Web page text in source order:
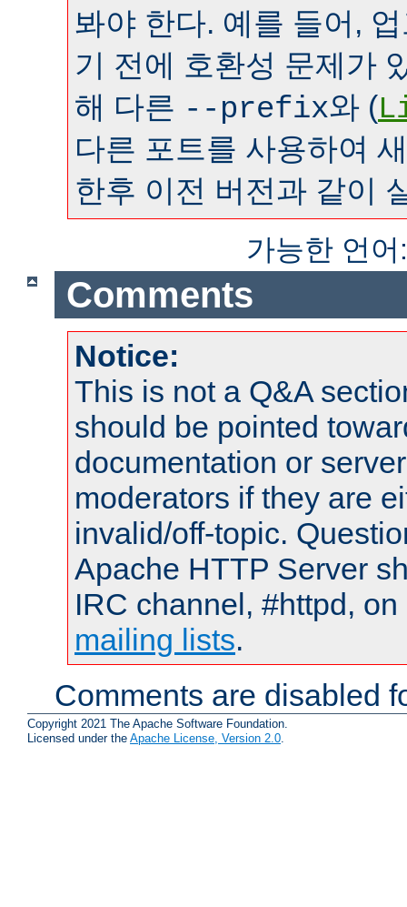
봐야 한다. 예를 들어,
기 전에 호환성 문제가
해 다른 --prefix와 (
다른 포트를 사용하여
한후 이전 버전과 같이
가능한 언
Comments
Notice:
This is not a Q&A
should be pointed
documentation or
moderators if they are
invalid/off-topic.
Apache HTTP Server
IRC channel, #httpd,
mailing lists.
Comments are disabled
Copyright 2021 The Apache Software Foundation.
Licensed under the Apache License, Version 2.0